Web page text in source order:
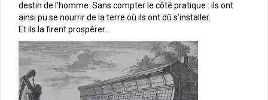
destin de l’homme. Sans compter le côté pratique : ils ont
ainsi pu se nourrir de la terre où ils ont dû s’installer.
Et ils la firent prospérer…